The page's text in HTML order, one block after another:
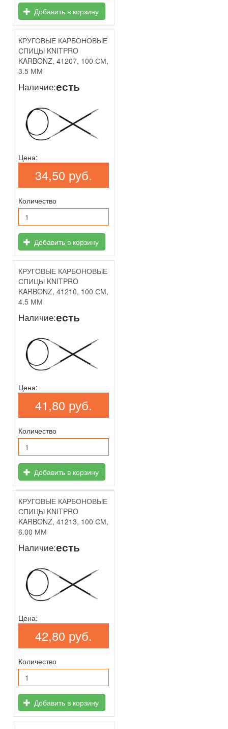
Добавить в корзину
КРУГОВЫЕ КАРБОНОВЫЕ
СПИЦЫ KNITPRO
KARBONZ, 41207, 100 СМ,
3.5 ММ
Наличие:есть
Цена:
34,50 руб.
Количество
Добавить в корзину
КРУГОВЫЕ КАРБОНОВЫЕ
СПИЦЫ KNITPRO
KARBONZ, 41210, 100 СМ,
4.5 ММ
Наличие:есть
Цена:
41,80 руб.
Количество
Добавить в корзину
КРУГОВЫЕ КАРБОНОВЫЕ
СПИЦЫ KNITPRO
KARBONZ, 41213, 100 СМ,
6.00 ММ
Наличие:есть
Цена:
42,80 руб.
Количество
Добавить в корзину